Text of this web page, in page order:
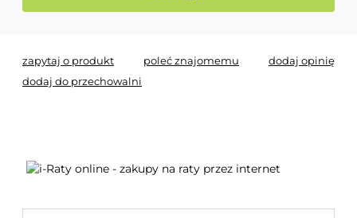
zapytaj o produkt poleć znajomemu
dodaj opinię
dodaj do przechowalni